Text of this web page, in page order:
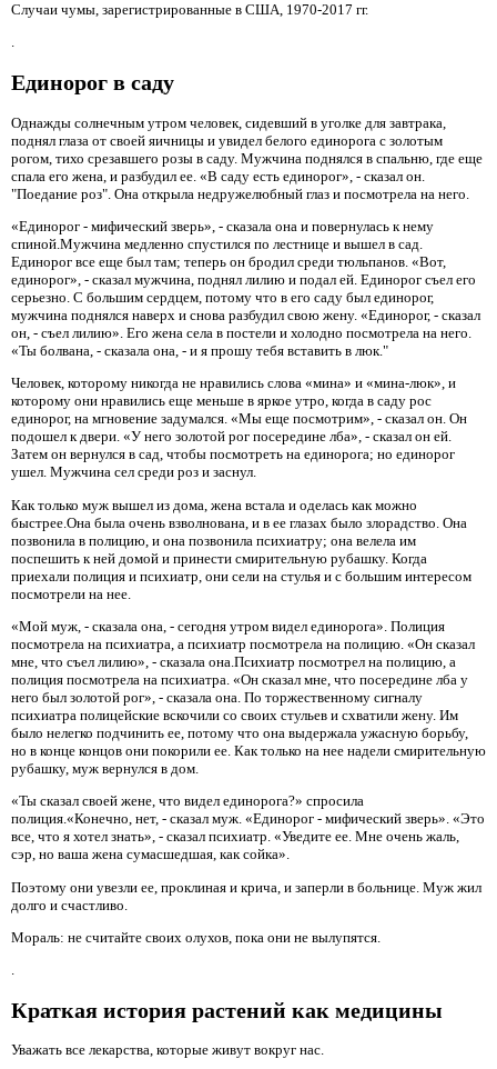
Случаи чумы, зарегистрированные в США, 1970-2017 гг.
.
Единорог в саду
Однажды солнечным утром человек, сидевший в уголке для завтрака,
поднял глаза от своей яичницы и увидел белого единорога с золотым
рогом, тихо срезавшего розы в саду. Мужчина поднялся в спальню, где еще
спала его жена, и разбудил ее. «В саду есть единорог», - сказал он.
"Поедание роз". Она открыла недружелюбный глаз и посмотрела на него.
«Единорог - мифический зверь», - сказала она и повернулась к нему
спиной.Мужчина медленно спустился по лестнице и вышел в сад.
Единорог все еще был там; теперь он бродил среди тюльпанов. «Вот,
единорог», - сказал мужчина, поднял лилию и подал ей. Единорог съел его
серьезно. С большим сердцем, потому что в его саду был единорог,
мужчина поднялся наверх и снова разбудил свою жену. «Единорог, - сказал
он, - съел лилию». Его жена села в постели и холодно посмотрела на него.
«Ты болвана, - сказала она, - и я прошу тебя вставить в люк."
Человек, которому никогда не нравились слова «мина» и «мина-люк», и
которому они нравились еще меньше в яркое утро, когда в саду рос
единорог, на мгновение задумался. «Мы еще посмотрим», - сказал он. Он
подошел к двери. «У него золотой рог посередине лба», - сказал он ей.
Затем он вернулся в сад, чтобы посмотреть на единорога; но единорог
ушел. Мужчина сел среди роз и заснул.
Как только муж вышел из дома, жена встала и оделась как можно
быстрее.Она была очень взволнована, и в ее глазах было злорадство. Она
позвонила в полицию, и она позвонила психиатру; она велела им
поспешить к ней домой и принести смирительную рубашку. Когда
приехали полиция и психиатр, они сели на стулья и с большим интересом
посмотрели на нее.
«Мой муж, - сказала она, - сегодня утром видел единорога». Полиция
посмотрела на психиатра, а психиатр посмотрела на полицию. «Он сказал
мне, что съел лилию», - сказала она.Психиатр посмотрел на полицию, а
полиция посмотрела на психиатра. «Он сказал мне, что посередине лба у
него был золотой рог», - сказала она. По торжественному сигналу
психиатра полицейские вскочили со своих стульев и схватили жену. Им
было нелегко подчинить ее, потому что она выдержала ужасную борьбу,
но в конце концов они покорили ее. Как только на нее надели смирительную
рубашку, муж вернулся в дом.
«Ты сказал своей жене, что видел единорога?» спросила
полиция.«Конечно, нет, - сказал муж. «Единорог - мифический зверь». «Это
все, что я хотел знать», - сказал психиатр. «Уведите ее. Мне очень жаль,
сэр, но ваша жена сумасшедшая, как сойка».
Поэтому они увезли ее, проклиная и крича, и заперли в больнице. Муж жил
долго и счастливо.
Мораль: не считайте своих олухов, пока они не вылупятся.
.
Краткая история растений как медицины
Уважать все лекарства, которые живут вокруг нас.